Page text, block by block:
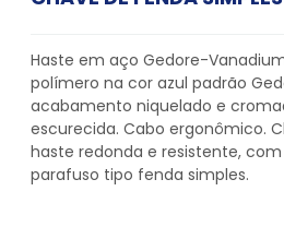
Haste em aço Gedore-
polímero na cor azul padrão
acabamento niquelado e
escurecida. Cabo ergonômico.
haste redonda e resistente,
parafuso tipo fenda simples.